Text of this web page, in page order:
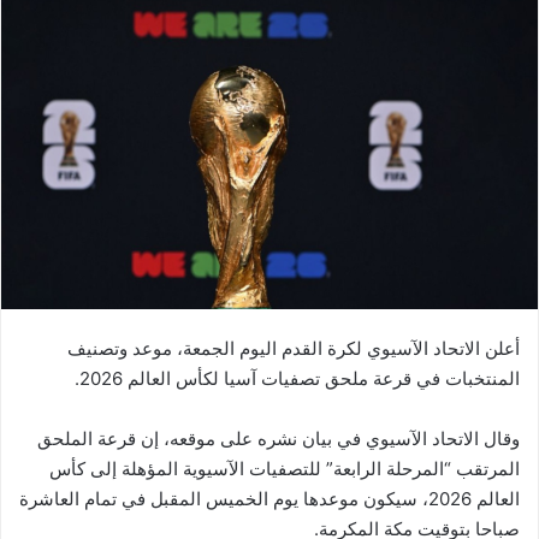
أعلن الاتحاد الآسيوي لكرة القدم اليوم الجمعة، موعد وتصنيف
المنتخبات في قرعة ملحق تصفيات آسيا لكأس العالم 2026.
وقال الاتحاد الآسيوي في بيان نشره على موقعه، إن قرعة الملحق
المرتقب “المرحلة الرابعة” للتصفيات الآسيوية المؤهلة إلى كأس
العالم 2026، سيكون موعدها يوم الخميس المقبل في تمام العاشرة
صباحا بتوقيت مكة المكرمة.